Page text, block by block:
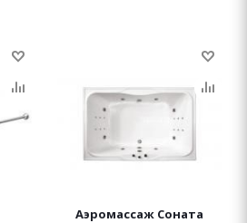
Аэромассаж Соната